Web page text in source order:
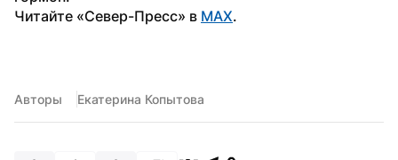
Читайте «Север-Пресс» в MAX.
Авторы Екатерина Копытова